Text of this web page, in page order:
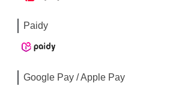
Paidy
Google Pay / Apple Pay